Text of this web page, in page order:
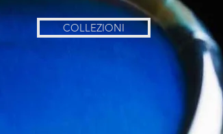
COLLEZIONI